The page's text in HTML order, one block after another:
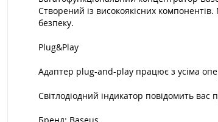
Створений із високоякісних
безпеку.
Plug&Play
Адаптер plug-and-play працює з усіма
Світлодіодний індикатор повідомить вас